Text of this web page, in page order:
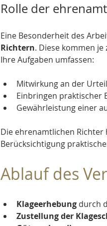
Rolle der
Eine Besonderheit des
Richtern. Diese kommen
Ihre Aufgaben umfassen:
Mitwirkung an der
Einbringen praktischer
Gewährleistung einer
Die ehrenamtlichen
Berücksichtigung
Ablauf des
Klageerhebung durch
Zustellung der